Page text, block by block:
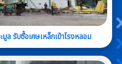
มูล รับซื้อเศษเหล็กเข้าโรงหลอม